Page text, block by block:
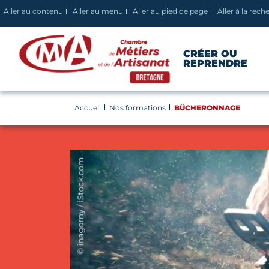
Panneau de gestion des cookies
Aller au contenu Aller au menu Aller au pied de page Aller à la
CRÉER OU
REPRENDRE
Accueil Nos formations BÛCHERONNAGE